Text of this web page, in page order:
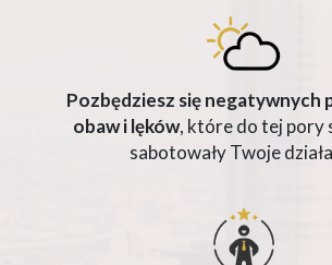
Pozbędziesz sięnegatywnych
obaw i lęków, które do tej pory
sabotowały Twoje